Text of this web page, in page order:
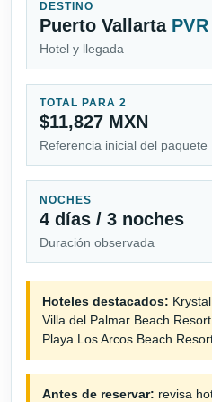
DESTINO
Puerto Vallarta PVR
Hotel y llegada
TOTAL PARA 2
$11,827 MXN
Referencia inicial del paquete
NOCHES
4 días / 3 noches
Duración observada
Hoteles destacados:
Villa del Palmar Beach
Playa Los Arcos Beach
Antes de reservar: revisa